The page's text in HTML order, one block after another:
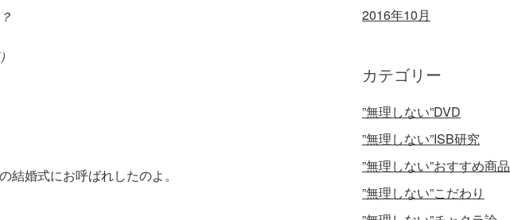
結婚式にお呼ばれしたのよ。
2016年10月
カテゴリー
”無理しない”DVD
”無理しない”ISB研究
”無理しない”おすすめ商品
”無理しない”こだわり